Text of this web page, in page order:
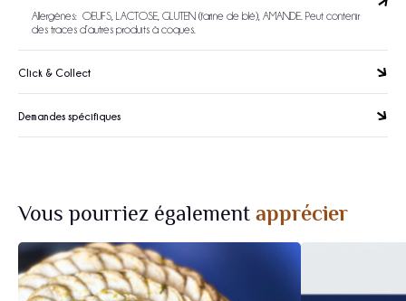
Allergènes: OEUFS, LACTOSE, GLUTEN (farine de blé), AMANDE. Peut contenir
des traces d’autres produits à coques.
Click & Collect
Demandes spécifiques
Vous pourriez également apprécier